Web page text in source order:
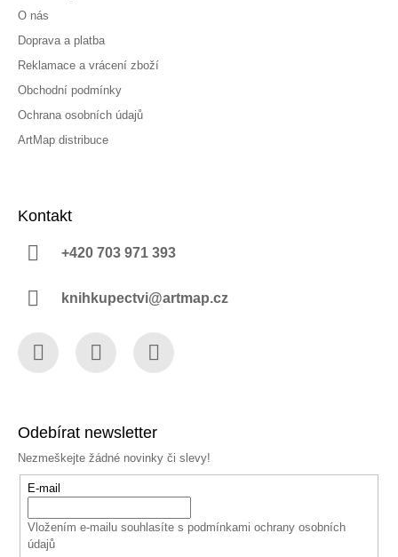
O nás
Doprava a platba
Reklamace a vrácení zboží
Obchodní podmínky
Ochrana osobních údajů
ArtMap distribuce
Kontakt
+420 703 971 393
knihkupectvi@artmap.cz
Odebírat newsletter
Nezmeškejte žádné novinky či slevy!
E-mail
Vložením e-mailu souhlasíte s podmínkami ochrany osobních
údajů